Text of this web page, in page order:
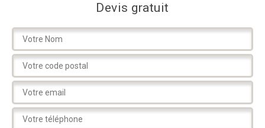
Devis gratuit